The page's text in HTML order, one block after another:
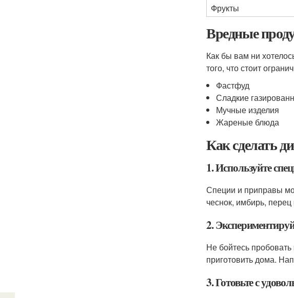
Фрукты
Вредные
Как бы вам ни
того, что стоит
Фастфуд
Сладкие
Мучные изделия
Жареные блюда
Как сделать
1. Используйте
Специи и приправы
чеснок, имбирь,
2.
Не бойтесь
приготовить дома.
3. Готовьте с